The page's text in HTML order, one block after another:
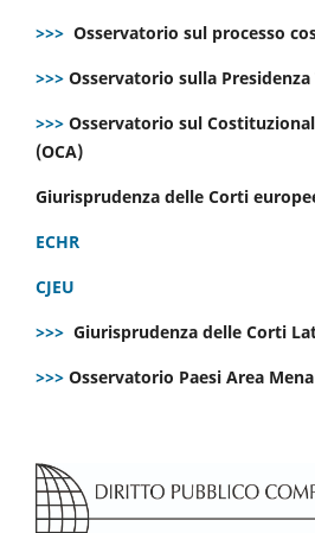
>>> Osservatorio sul processo
>>> Osservatorio sulla
>>> Osservatorio sul
(OCA)
Giurisprudenza delle Corti
ECHR
CJEU
>>> Giurisprudenza delle Corti
>>> Osservatorio Paesi Area Mena